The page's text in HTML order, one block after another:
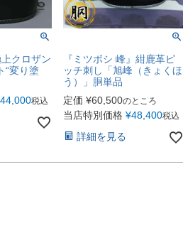
上クロザン
“変り塗
44,000税込
『ミツボシ 峰』紺鹿革ピ
ッチ刺し「旭峰（きょくほ
う）」胴単品
定価 ¥60,500のところ
当店特別価格 ¥48,400税込
詳細を見る